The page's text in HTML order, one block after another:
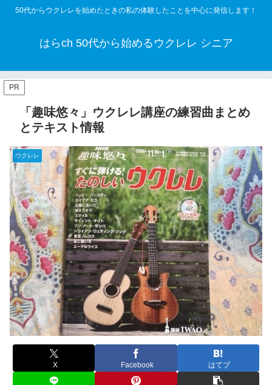
50代からウクレレを始めたときの私の体験したことを中心に発信します！
はらch 50代から始めるウクレレ シニア
PR
「趣味悠々」ウクレレ講座の練習曲まとめ
とテキスト情報
ウクレレ
X Facebook はてブ